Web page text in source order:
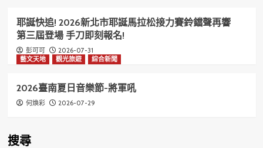
耶誕快追! 2026新北市耶誕馬拉松接力賽鈴鐺聲再響
第三屆登場 手刀即刻報名!
彭可可
2026-07-31
藝文天地
觀光旅遊 綜合新聞
2026臺南夏日音樂節-將軍吼
何煥彩 2026-07-29
搜尋